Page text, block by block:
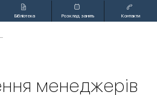
Бібліотека Розклад занять Контакти
менеджерів